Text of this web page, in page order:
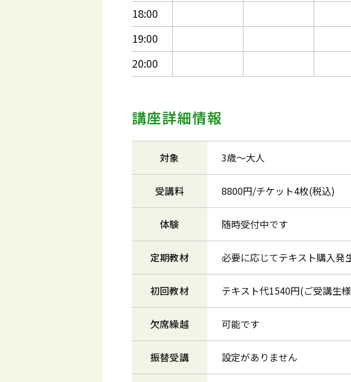
18:00
19:00
20:00
講座詳細情報
対象 3歳～大人
受講料 8800円/チケット4枚(税込)
体験 随時受付中です
定期教材 必要に応じてテキスト購入発
初回教材 テキスト代1540円(ご受講生
欠席繰越 可能です
振替受講 設定がありません